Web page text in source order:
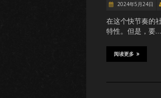
2024年5月24日
在这个快节奏的
特性。但是，要…
阅读更多